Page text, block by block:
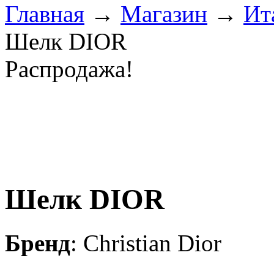
Главная → Магазин →
Шелк DIOR
Распродажа!
Шелк DIOR
Бренд: Christian Dior